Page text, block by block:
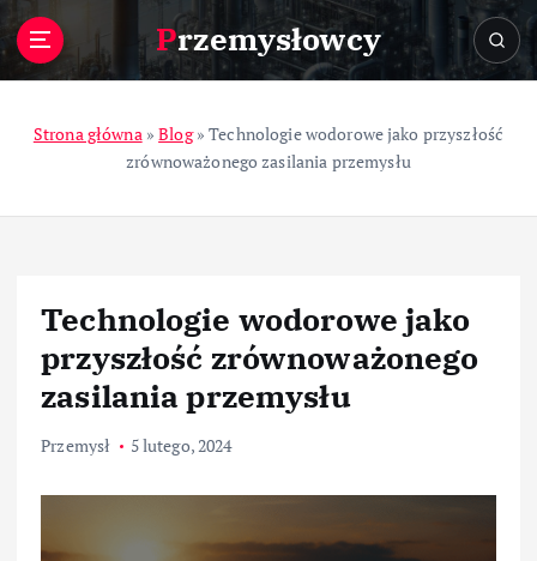
Przemysłowcy
Strona główna»Blog»Technologie wodorowe jako przyszłość
zrównoważonego zasilania przemysłu
Technologie wodorowe jako
przyszłość zrównoważonego
zasilania przemysłu
Przemysł 5 lutego, 2024